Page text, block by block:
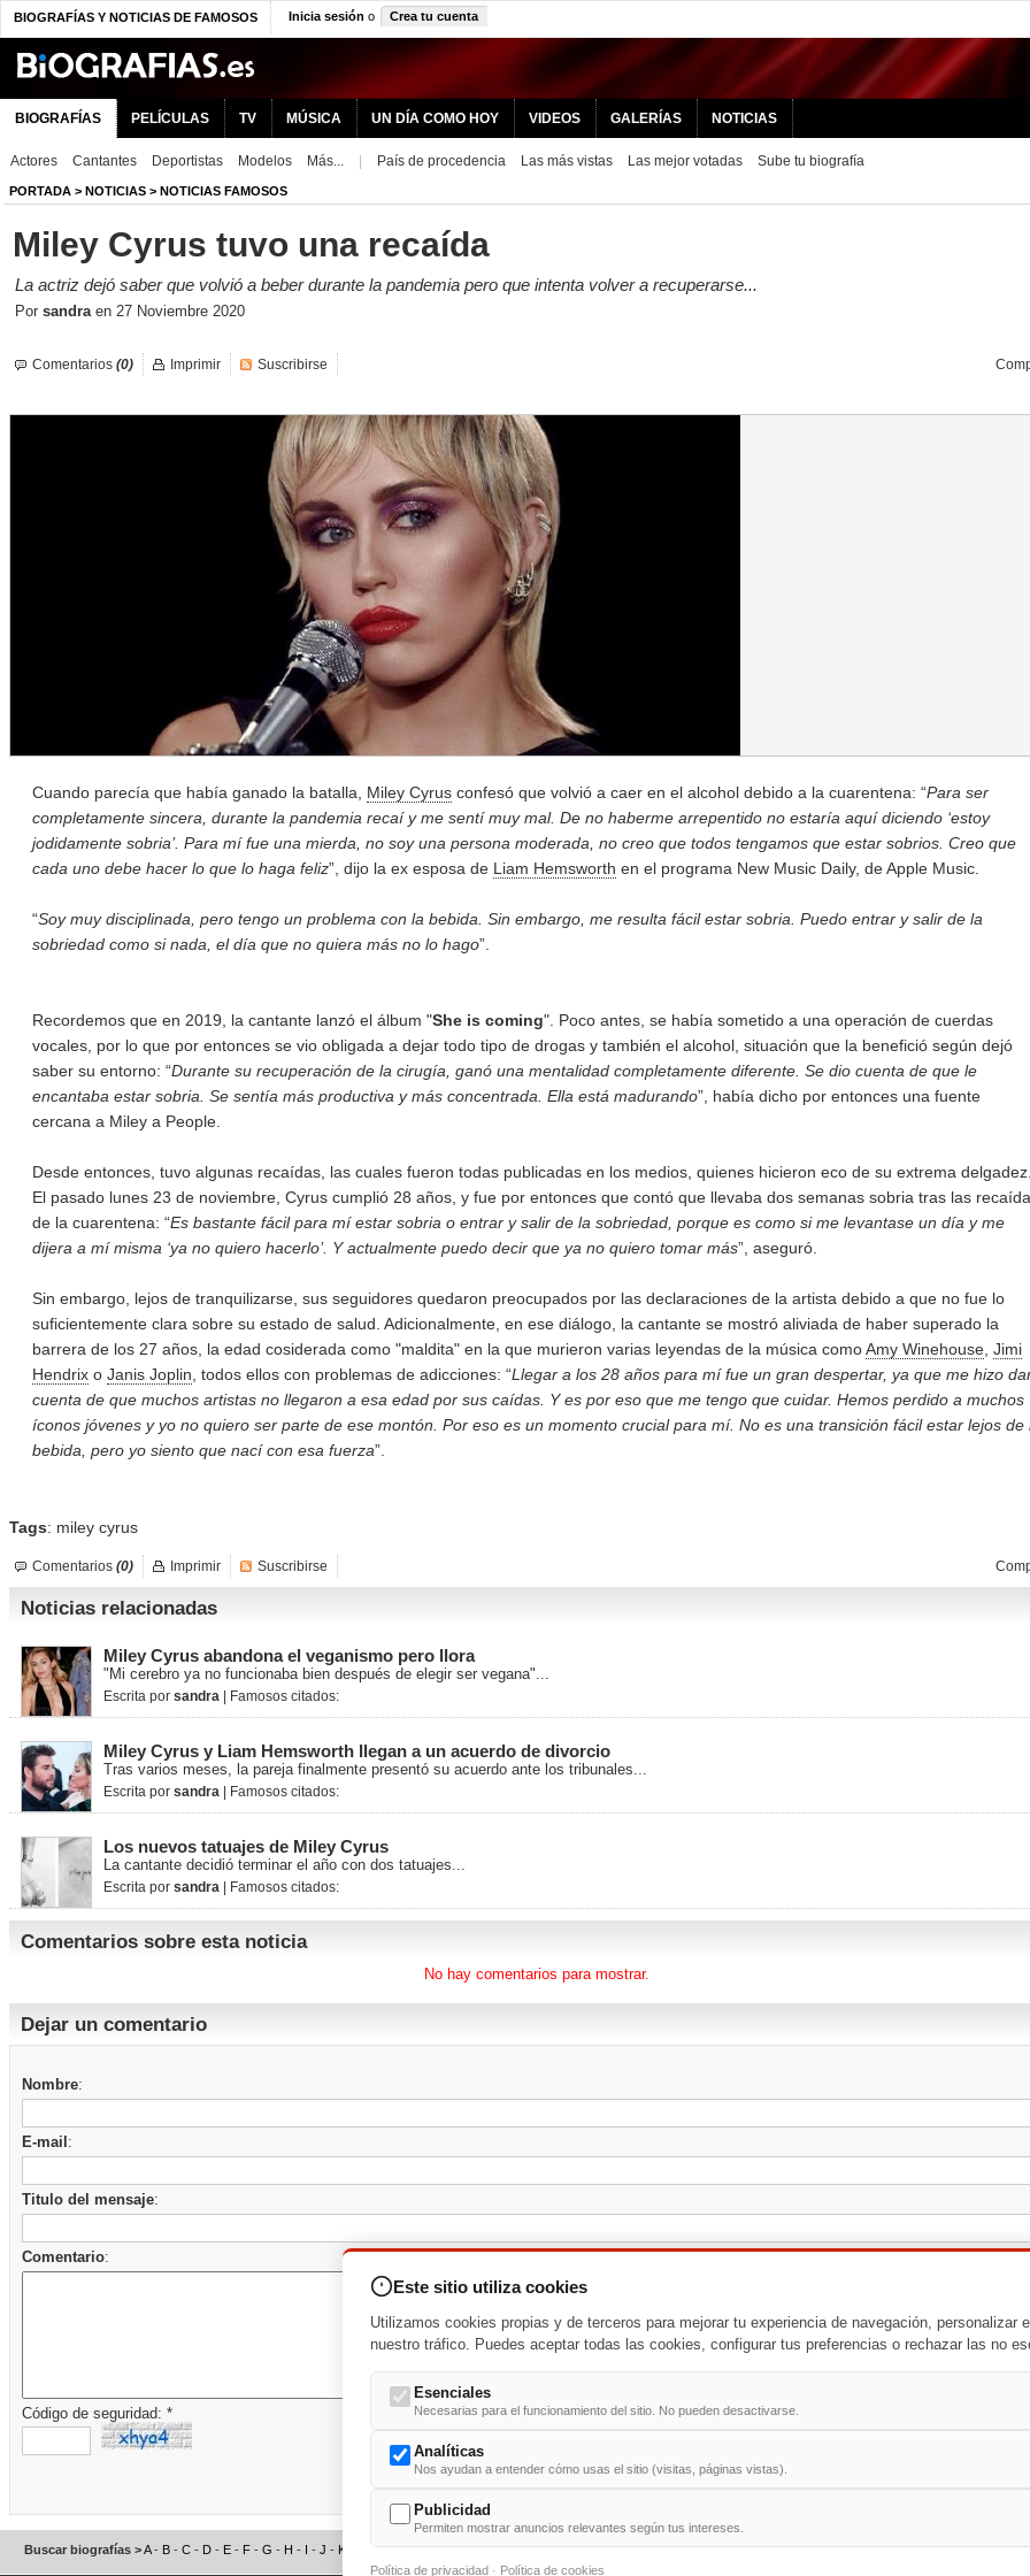
BIOGRAFÍAS Y NOTICIAS DE FAMOSOS Inicia sesión o Crea tu cuenta
BIOGRAFÍAS PELÍCULAS TV MÚSICA UN DÍA COMO HOY VIDEOS GALERÍAS NOTICIAS
Actores Cantantes Deportistas Modelos Más... País de procedencia Las más vistas Las mejor votadas Sube tu biografía
PORTADA > NOTICIAS > NOTICIAS FAMOSOS
Miley Cyrus tuvo una recaída
La actriz dejó saber que volvió a beber durante la pandemia pero que intenta volver a recuperarse...
Por sandraen 27 Noviembre 2020
Comentarios (0) Imprimir Suscribirse
Cuando parecía que había ganado la batalla, Miley Cyrus confesó que volvió a caer en el alcohol debido a la cuarentena: “Para ser
completamente sincera, durante la pandemia recaí y me sentí muy mal. De no haberme arrepentido no estaría aquí diciendo ‘estoy
jodidamente sobria’. Para mí fue una mierda, no soy una persona moderada, no creo que todos tengamos que estar sobrios. Creo que
cada uno debe hacer lo que lo haga feliz”, dijo la ex esposa de Liam Hemsworth en el programa New Music Daily, de Apple Music.
“Soy muy disciplinada, pero tengo un problema con la bebida. Sin embargo, me resulta fácil estar sobria. Puedo entrar y salir de la
sobriedad como si nada, el día que no quiera más no lo hago”.
Recordemos que en 2019, la cantante lanzó el álbum "She is coming". Poco antes, se había sometido a una operación de cuerdas
vocales, por lo que por entonces se vio obligada a dejar todo tipo de drogas y también el alcohol, situación que la benefició según dejó
saber su entorno: “Durante su recuperación de la cirugía, ganó una mentalidad completamente diferente. Se dio cuenta de que le
encantaba estar sobria. Se sentía más productiva y más concentrada. Ella está madurando”, había dicho por entonces una fuente
cercana a Miley a People.
Desde entonces, tuvo algunas recaídas, las cuales fueron todas publicadas en los medios, quienes hicieron eco de su extrema delgadez.
El pasado lunes 23 de noviembre, Cyrus cumplió 28 años, y fue por entonces que contó que llevaba dos semanas sobria tras las
de la cuarentena: “Es bastante fácil para mí estar sobria o entrar y salir de la sobriedad, porque es como si me levantase un día y me
dijera a mí misma ‘ya no quiero hacerlo’. Y actualmente puedo decir que ya no quiero tomar más”, aseguró.
Sin embargo, lejos de tranquilizarse, sus seguidores quedaron preocupados por las declaraciones de la artista debido a que no fue lo
suficientemente clara sobre su estado de salud. Adicionalmente, en ese diálogo, la cantante se mostró aliviada de haber superado la
barrera de los 27 años, la edad cosiderada como "maldita" en la que murieron varias leyendas de la música comoAmy Winehouse Jimi
Hendrix o Janis Joplin , todos ellos con problemas de adicciones: “Llegar a los 28 años para mí fue un gran despertar, ya que me hizo
cuenta de que muchos artistas no llegaron a esa edad por sus caídas. Y es por eso que me tengo que cuidar. Hemos perdido a muchos
íconos jóvenes y yo no quiero ser parte de ese montón. Por eso es un momento crucial para mí. No es una transición fácil estar lejos de
bebida, pero yo siento que nací con esa fuerza”.
Tags: miley cyrus
Comentarios (0) Imprimir Suscribirse
Noticias relacionadas
Miley Cyrus abandona el veganismo pero llora
"Mi cerebro ya no funcionaba bien después de elegir ser vegana"...
Escrita por sandra | Famosos citados:
Miley Cyrus y Liam Hemsworth llegan a un acuerdo de divorcio
Tras varios meses, la pareja finalmente presentó su acuerdo ante los tribunales...
Escrita por sandra | Famosos citados:
Los nuevos tatuajes de Miley Cyrus
La cantante decidió terminar el año con dos tatuajes...
Escrita por sandra | Famosos citados:
Comentarios sobre esta noticia
No hay comentarios para mostrar.
Dejar un comentario
Nombre:
E-mail :
Titulo del mensaje:
Comentario:
Código de seguridad: *
Buscar biografías >A- B - C - D - E - F - G - H - I - J - K M-N-O-P-Q-R-S-T-U-V-W-X-Y-Z
Este sitio utiliza cookies
Utilizamos cookies propias y de terceros para mejorar tu experiencia de navegación, personalizar
nuestro tráfico. Puedes aceptar todas las cookies, configurar tus preferencias o rechazar las no
Esenciales
Necesarias para el funcionamiento del sitio. No pueden desactivarse.
Analíticas
Nos ayudan a entender cómo usas el sitio (visitas, páginas vistas).
Publicidad
Permiten mostrar anuncios relevantes según tus intereses.
Política de privacidad · Política de cookies